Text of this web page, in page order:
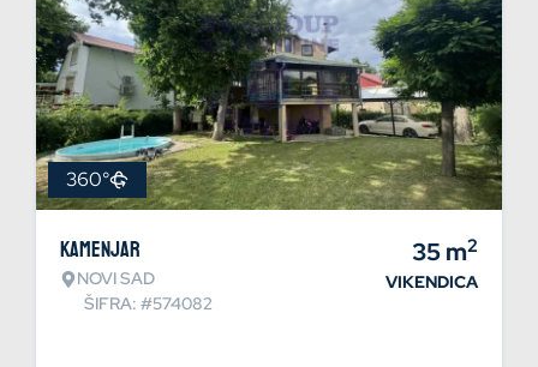
360°
Kamenjar
NOVI SAD
ŠIFRA: #574082
35m2
VIKENDICA